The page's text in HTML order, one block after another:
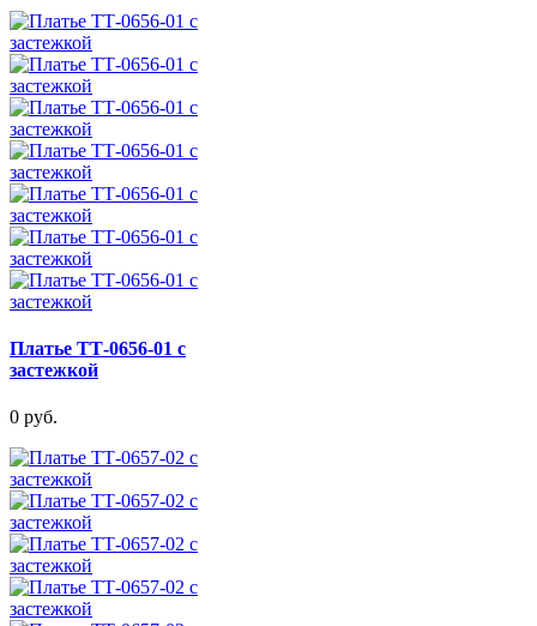
Платье ТТ-0656-01 с
застежкой
0 руб.